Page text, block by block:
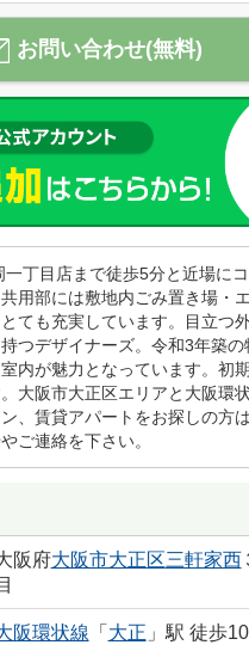
お問い合わせ(無料)
一丁目店まで徒歩5分と近場に
用部には敷地内ごみ置き場・
ても充実しています。目立つ
つデザイナーズ。令和3年築の
内が魅力となっています。初
大阪市大正区エリアと大阪環
、賃貸アパートをお探しの方
ご連絡を下さい。
阪府大阪市大正区三軒家西
阪環状線 「 大正 」駅 徒歩